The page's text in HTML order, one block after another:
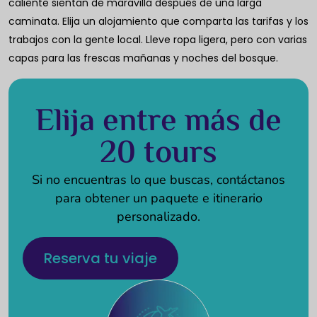
caminata. Elija un alojamiento que comparta las tarifas y los
trabajos con la gente local. Lleve ropa ligera, pero con varias
capas para las frescas mañanas y noches del bosque.
Elija entre más de
20 tours
Si no encuentras lo que buscas, contáctanos
para obtener un paquete e itinerario
personalizado.
Reserva tu viaje